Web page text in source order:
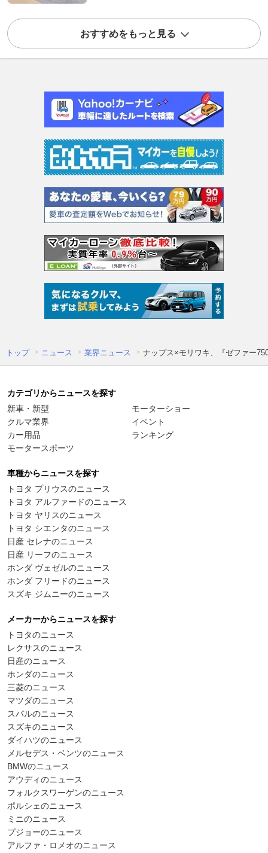
おすすめをもっと見る
トップ ニュース 業界ニュース ナップス×モリワキ、『ゼファー
カテゴリからニュースを探す
新車・新型
クルマ業界
カー用品
モータースポーツ
モーターショー
イベント
ランキング
車種からニュースを探す
トヨタ プリウスのニュース
トヨタ アルファードのニュース
トヨタ ヤリスのニュース
トヨタ シエンタのニュース
日産 セレナのニュース
日産 リーフのニュース
ホンダ ヴェゼルのニュース
ホンダ フリードのニュース
スズキ ジムニーのニュース
メーカーからニュースを探す
トヨタのニュース
レクサスのニュース
日産のニュース
ホンダのニュース
三菱のニュース
マツダのニュース
スバルのニュース
スズキのニュース
ダイハツのニュース
メルセデス・ベンツのニュース
BMWのニュース
アウディのニュース
フォルクスワーゲンのニュース
ポルシェのニュース
ミニのニュース
プジョーのニュース
アルファ・ロメオのニュース